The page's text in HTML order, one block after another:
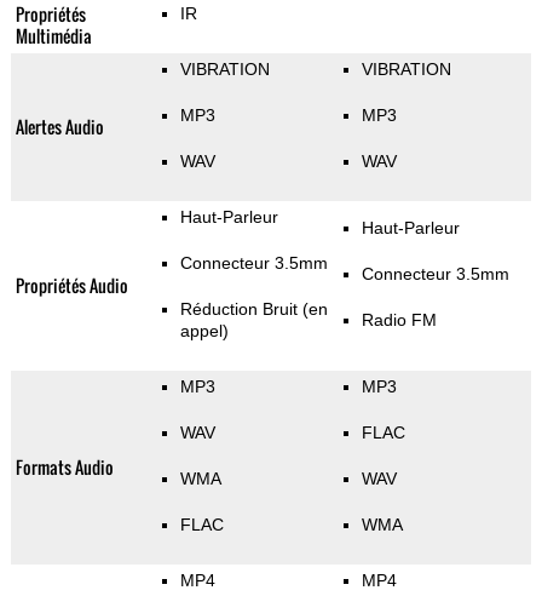
Propriétés
Multimédia
IR
Alertes Audio
VIBRATION
MP3
WAV
VIBRATION
MP3
WAV
Propriétés Audio
Haut-Parleur
Connecteur 3.5mm
Réduction Bruit (en
appel)
Haut-Parleur
Connecteur 3.5mm
Radio FM
Formats Audio
MP3
WAV
WMA
FLAC
MP3
FLAC
WAV
WMA
MP4 MP4